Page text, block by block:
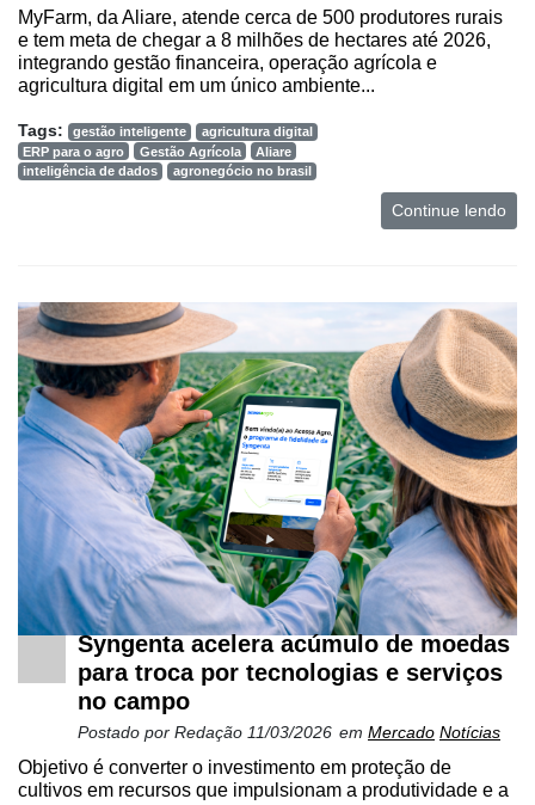
MyFarm, da Aliare, atende cerca de 500 produtores rurais
e tem meta de chegar a 8 milhões de hectares até 2026,
integrando gestão financeira, operação agrícola e
agricultura digital em um único ambiente...
Tags: gestão inteligente
agricultura digital
ERP para o agro
Gestão Agrícola
Aliare
inteligência de dados
agronegócio no brasil
Continue lendo
Syngenta acelera acúmulo de moedas
para troca por tecnologias e serviços
no campo
Postado por Redação 11/03/2026 em Mercado Notícias
Objetivo é converter o investimento em proteção de
cultivos em recursos que impulsionam a produtividade e a